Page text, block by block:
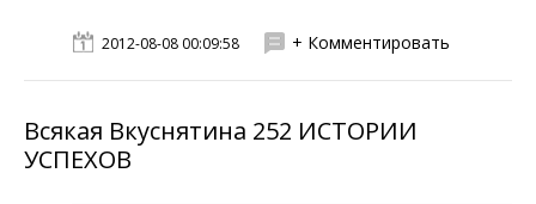
2012-08-08 00:09:58 + Комментировать
Всякая Вкуснятина 252 ИСТОРИИ
УСПЕХОВ